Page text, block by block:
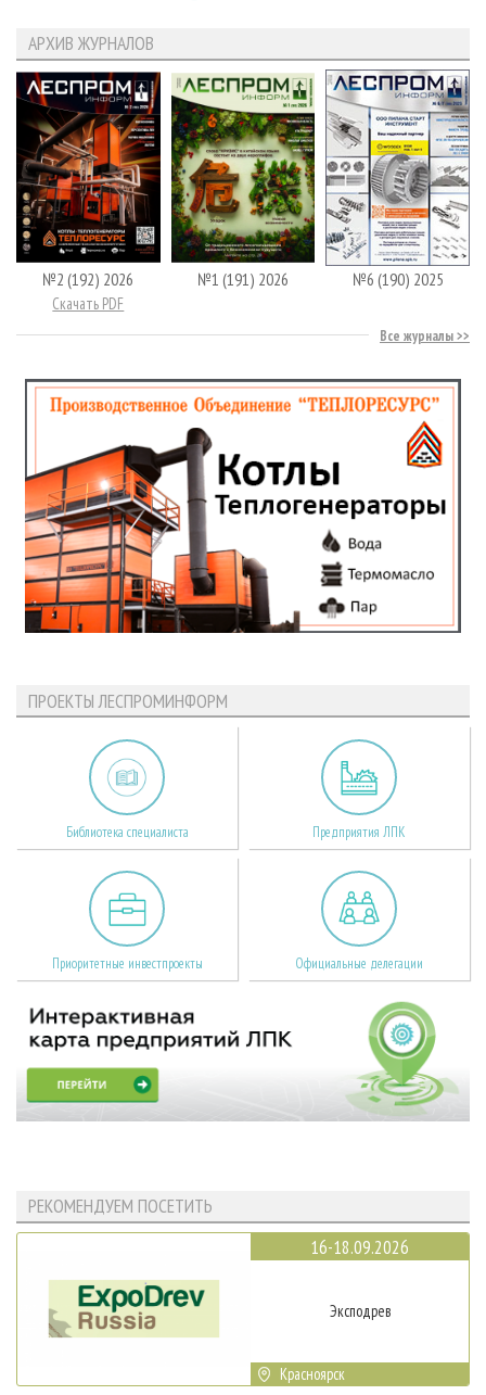
АРХИВ ЖУРНАЛОВ
№2 (192) 2026
Скачать PDF
№1 (191) 2026 №6 (190) 2025
Все журналы
ПРОЕКТЫ ЛЕСПРОМИНФОРМ
Библиотека специалиста Предприятия ЛПК
Приоритетные инвестпроекты Официальные делегации
РЕКОМЕНДУЕМ ПОСЕТИТЬ
16-18.09.2026
Эксподрев
Красноярск